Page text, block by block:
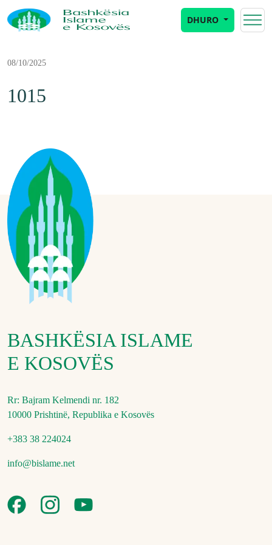
DHURO
08/10/2025
1015
BASHKËSIA ISLAME
E KOSOVËS
Rr: Bajram Kelmendi nr. 182
10000 Prishtinë, Republika e Kosovës
+383 38 224024
info@bislame.net